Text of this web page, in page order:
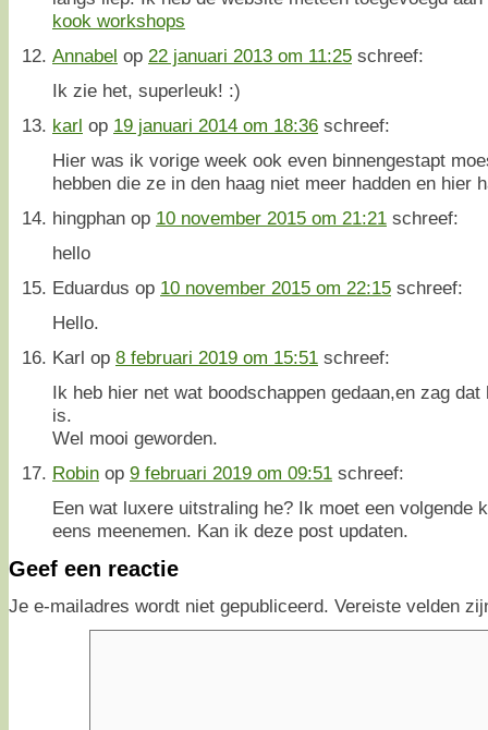
kook workshops
Annabel op 22 januari 2013 om 11:25 schreef:
Ik zie het, superleuk! :)
karl op 19 januari 2014 om 18:36 schreef:
Hier was ik vorige week ook even binnengestapt
hebben die ze in den haag niet meer hadden en hier
hingphan op 10 november 2015 om 21:21 schreef:
hello
Eduardus op 10 november 2015 om 22:15 schreef:
Hello.
Karl op 8 februari 2019 om 15:51 schreef:
Ik heb hier net wat boodschappen gedaan,en zag
is.
Wel mooi geworden.
Robin op 9 februari 2019 om 09:51 schreef:
Een wat luxere uitstraling he? Ik moet een volgende
eens meenemen. Kan ik deze post updaten.
Geef een reactie
Je e-mailadres wordt niet gepubliceerd. Vereiste velden